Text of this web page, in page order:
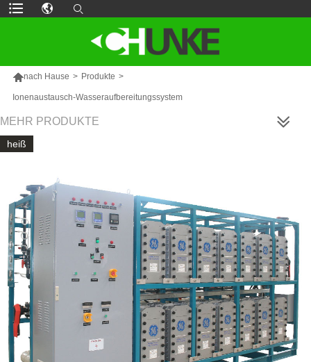
nach Hause > Produkte >
Ionenaustausch-Wasseraufbereitungssystem
MEHR PRODUKTE
heiß